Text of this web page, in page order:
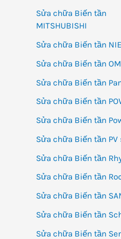
Sửa chữa Biến tần
MITSHUBISHI
Sửa chữa Biến tần
Sửa chữa Biến tần
Sửa chữa Biến tần
Sửa chữa Biến tần
Sửa chữa Biến tần
Sửa chữa Biến tần PV
Sửa chữa Biến tần
Sửa chữa Biến tần
Sửa chữa Biến tần
Sửa chữa Biến tần
Sửa chữa Biến tần